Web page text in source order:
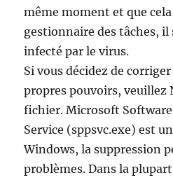
même moment et que
gestionnaire des tâches, il
infecté par le virus.
Si vous décidez de
propres pouvoirs, veuillez
fichier. Microsoft
Service (sppsvc.exe) est
Windows, la suppression
problèmes. Dans la